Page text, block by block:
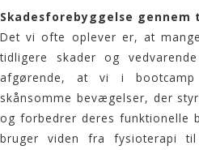
Skadesforebyggelse
Det vi ofte oplever er, at
tidligere skader og
afgørende, at vi i bootcamp
skånsomme bevægelser, der
og forbedrer deres funktionelle
bruger viden fra fysioterapi